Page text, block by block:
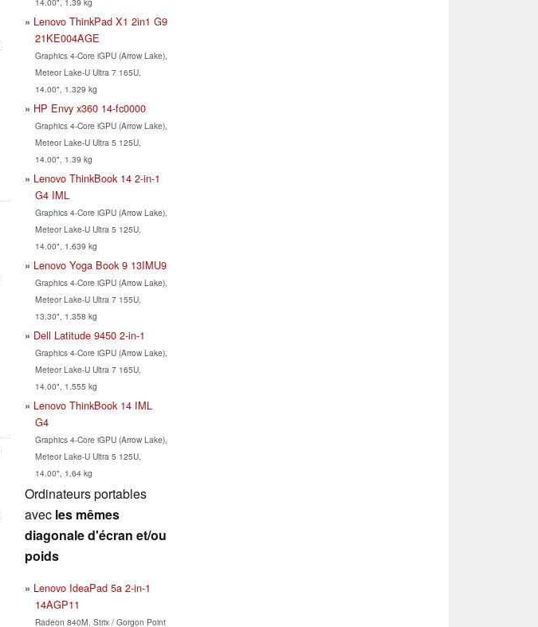
Lenovo ThinkPad X1 2in1 G9
21KE004AGE
Graphics 4-Core iGPU (Arrow Lake),
Meteor Lake-U Ultra 7 165U,
14.00", 1.329 kg
HP Envy x360 14-fc0000
Graphics 4-Core iGPU (Arrow Lake),
Meteor Lake-U Ultra 5 125U,
14.00", 1.39 kg
Lenovo ThinkBook 14 2-in-1
G4 IML
Graphics 4-Core iGPU (Arrow Lake),
Meteor Lake-U Ultra 5 125U,
14.00", 1.639 kg
Lenovo Yoga Book 9 13IMU9
Graphics 4-Core iGPU (Arrow Lake),
Meteor Lake-U Ultra 7 155U,
13.30", 1.358 kg
Dell Latitude 9450 2-in-1
Graphics 4-Core iGPU (Arrow Lake),
Meteor Lake-U Ultra 7 165U,
14.00", 1.555 kg
Lenovo ThinkBook 14 IML
G4
Graphics 4-Core iGPU (Arrow Lake),
Meteor Lake-U Ultra 5 125U,
14.00", 1.64 kg
Ordinateurs portables
avec les mêmes
diagonale d'écran et/ou
poids
Lenovo IdeaPad 5a 2-in-1
14AGP11
Radeon 840M, Strix / Gorgon Point